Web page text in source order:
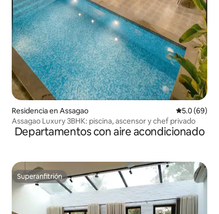
Residencia en Assagao Calificación
5.0 (69)
Assagao Luxury 3BHK: piscina, ascensor y chef privado
Departamentos con aire acondicionado
Superanfitrión
Superanfitrión